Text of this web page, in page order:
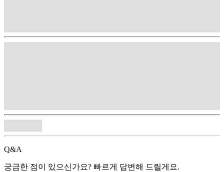
Q&A
궁금한 점이 있으신가요? 빠르게 답변해 드릴게요.